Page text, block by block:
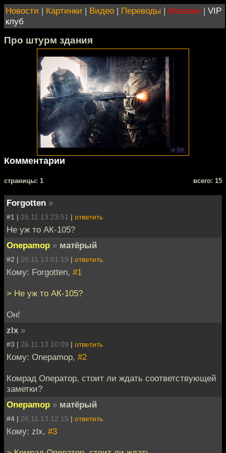
Новости | Картинки | Видео | Переводы | Магазин | VIP
клуб
Про штурм здания
Комментарии
cтраницы: 1 всего: 15
Forgotten »
#1 | 25.11.13 23:51 | ответить
Не уж то АК-105?
Onepamop » матёрый
#2 | 26.11.13 01:19 | ответить
Кому: Forgotten, #1
> Не уж то АК-105?
Он!
zlx »
#3 | 26.11.13 10:09 | ответить
Кому: Onepamop, #2
Комрад Оператор, стоит ли ждать соответствующей
заметки?
Onepamop » матёрый
#4 | 26.11.13 12:15 | ответить
Кому: zlx, #3